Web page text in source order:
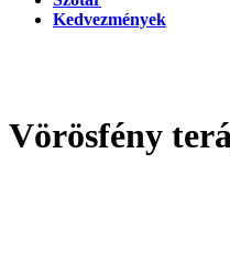
Kedvezmények
Vörösfény